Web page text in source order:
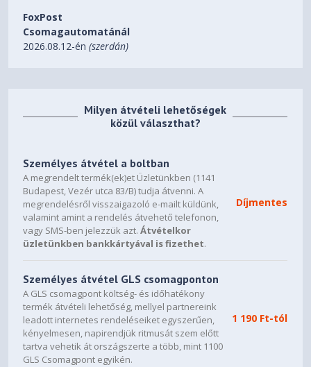
DESIGN
Backlit, Hungarian
Touchpad
multi-touch touchpad, supports
Precision TouchPad (PTP), 69 x
104 mm (2.72 x 4.09 inches)
Case Color Arctic Grey
IMR (In-Mold Decoration by
Case Material PC-ABS (Top), PC-ABS (Bottom)
Dimensions (WxDxH)
359.3 x 235 x 17.9 mm (14.15
x 9.25 x 0.70 inches)
FoxPost
Csomagautomatánál
2026.08.12-én(szerdán)
Milyen átvételi lehetőségek
közül választhat?
Személyes átvétel a boltban
A megrendelt termék(ek)et Üzletünkben (1141
Budapest, Vezér utca 83/B) tudja átvenni. A
megrendelésről visszaigazoló e-mailt küldünk,
valamint amint a rendelés átvehető telefonon,
vagy SMS-ben jelezzük azt.Átvételkor
üzletünkben bankkártyával is fizethet.
Díjmentes
Személyes átvétel GLS csomagponton
A GLS csomagpont költség- és időhatékony
termék átvételi lehetőség, mellyel partnereink
leadott internetes rendeléseiket egyszerűen,
kényelmesen, napirendjük ritmusát szem előtt
tartva vehetik át országszerte a több, mint 1100
GLS Csomagpont egyikén.
1 190 Ft-tól